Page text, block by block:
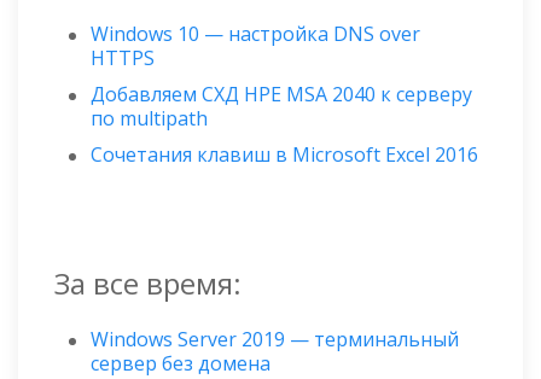
Windows 10 — настройка DNS over
HTTPS
Добавляем СХД HPE MSA 2040 к серверу
по multipath
Сочетания клавиш в Microsoft Excel 2016
За все время:
Windows Server 2019 — терминальный
сервер без домена